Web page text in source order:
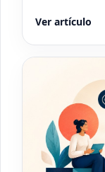
Ver artículo